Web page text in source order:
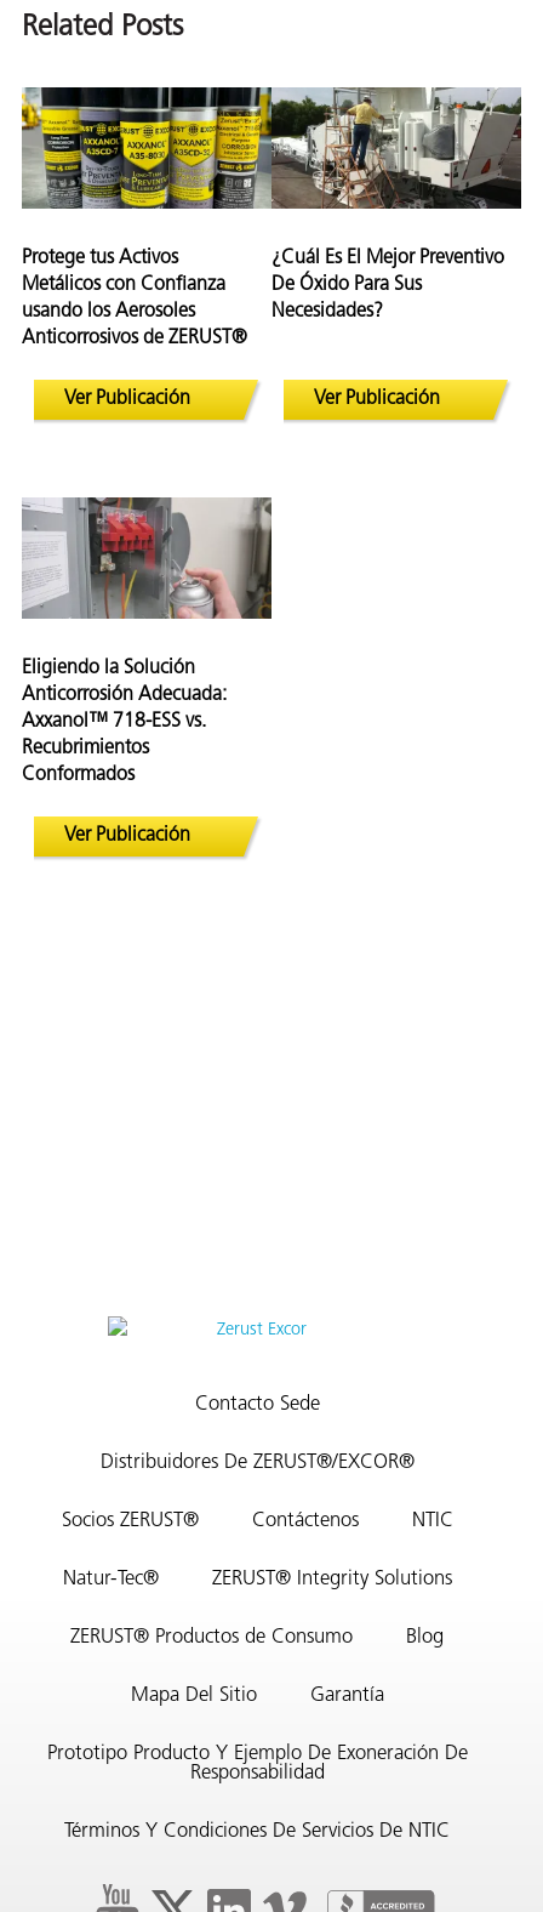
Related Posts
Protege tus Activos
Metálicos con Confianza
usando los Aerosoles
Anticorrosivos de ZERUST®
Ver Publicación
¿Cuál Es El Mejor Preventivo
De Óxido Para Sus
Necesidades?
Ver Publicación
Eligiendo la Solución
Anticorrosión Adecuada:
Axxanol™ 718-ESS vs.
Recubrimientos
Conformados
Ver Publicación
Contacto Sede
Distribuidores De ZERUST®/EXCOR®
Socios ZERUST® Contáctenos NTIC
Natur-Tec® ZERUST® Integrity Solutions
ZERUST® Productos de Consumo Blog
Mapa Del Sitio Garantía
Prototipo Producto Y Ejemplo De Exoneración De
Responsabilidad
Términos Y Condiciones De Servicios De NTIC